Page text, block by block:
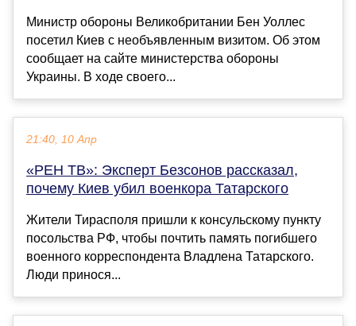
Министр обороны Великобритании Бен Уоллес
посетил Киев с необъявленным визитом. Об этом
сообщает на сайте министерства обороны
Украины. В ходе своего...
21:40, 10 Апр
«РЕН ТВ»: Эксперт Безсонов рассказал,
почему Киев убил военкора Татарского
Жители Тирасполя пришли к консульскому пункту
посольства РФ, чтобы почтить память погибшего
военного корреспондента Владлена Татарского.
Люди принося...